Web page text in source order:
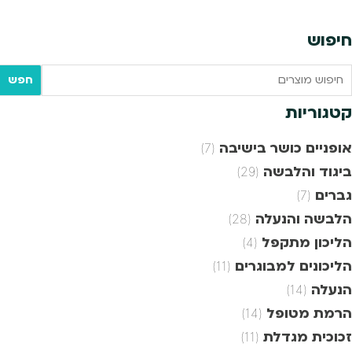
חיפוש
Search
text
חפש
קטגוריות
אופניים כושר בישיבה (7)
ביגוד והלבשה (29)
גברים (7)
הלבשה והנעלה (28)
הליכון מתקפל (4)
הליכונים למבוגרים (11)
הנעלה (14)
הרמת מטופל (14)
זכוכית מגדלת (11)